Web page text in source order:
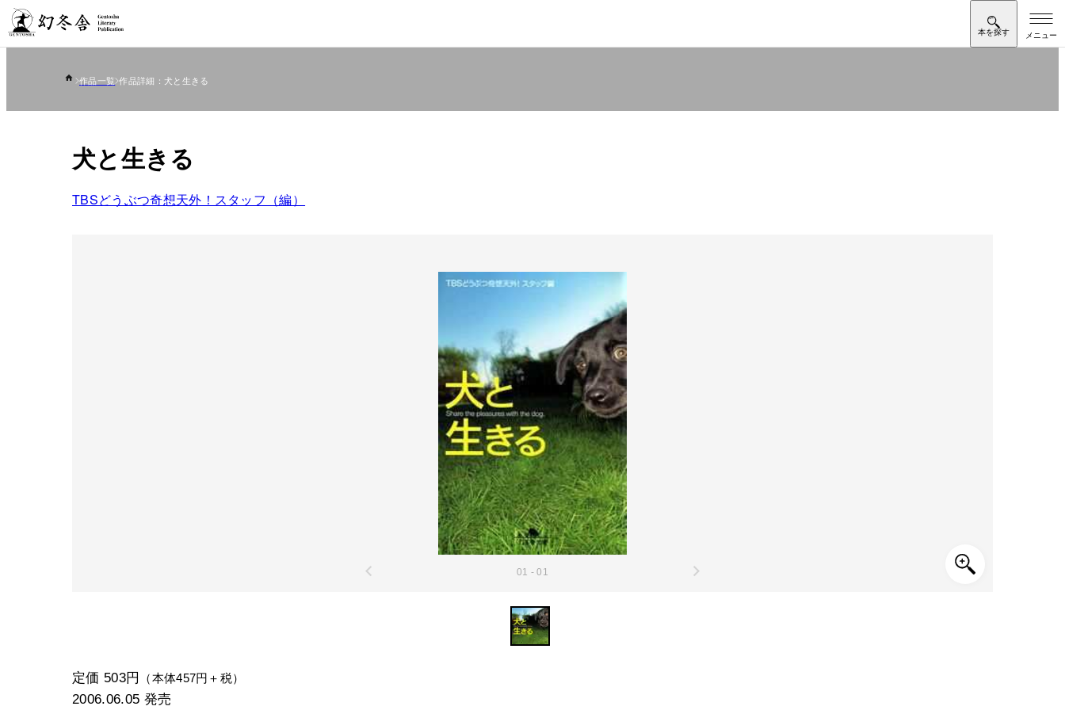
作品一覧 作品詳細：犬と生きる
犬と生きる
TBSどうぶつ奇想天外！スタッフ（編）
01 - 01
定価 503円 （本体457円＋税）
2006.06.05 発売